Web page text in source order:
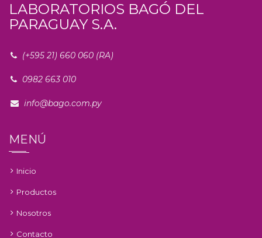
LABORATORIOS BAGÓ DEL
PARAGUAY S.A.
(+595 21) 660 060 (RA)
0982 663 010
info@bago.com.py
MENÚ
Inicio
Productos
Nosotros
Contacto